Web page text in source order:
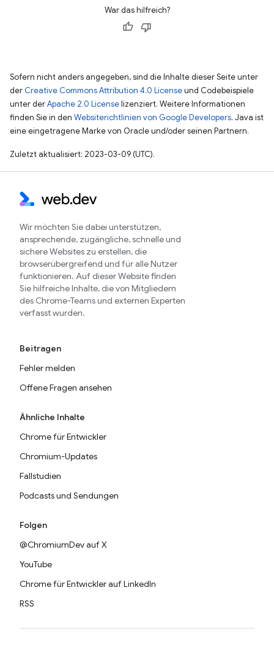
War das hilfreich?
Sofern nicht anders angegeben, sind die Inhalte dieser Seite unter
der Creative Commons Attribution 4.0 Licenseund Codebeispiele
unter derApache 2.0 Licenselizenziert. Weitere Informationen
finden Sie in den Websiterichtlinien von Google Developers. Java ist
eine eingetragene Marke von Oracle und/oder seinen Partnern.
Zuletzt aktualisiert: 2023-03-09 (UTC).
Wir möchten Sie dabei unterstützen,
ansprechende, zugängliche, schnelle und
sichere Websites zu erstellen, die
browserübergreifend und für alle Nutzer
funktionieren. Auf dieser Website finden
Sie hilfreiche Inhalte, die von Mitgliedern
des Chrome-Teams und externen Experten
verfasst wurden.
Beitragen
Fehler melden
Offene Fragen ansehen
Ähnliche Inhalte
Chrome für Entwickler
Chromium-Updates
Fallstudien
Podcasts und Sendungen
Folgen
@ChromiumDev auf X
YouTube
Chrome für Entwickler auf LinkedIn
RSS